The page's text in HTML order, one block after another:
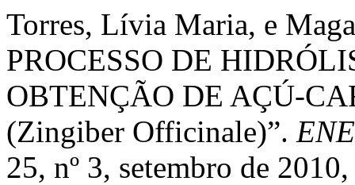
Torres, Lívia Maria, e
PROCESSO DE
OBTENÇÃO DE AÇÚ-
(Zingiber Officinale)”.
25, nº 3, setembro de